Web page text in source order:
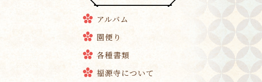
アルバム
園便り
各種書類
福源寺について